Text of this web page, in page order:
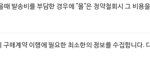
때 발송비를 부담한 경우에 "몰"은 청약철회시 그 비용
구매계약 이행에 필요한 최소한의 정보를 수집합니다